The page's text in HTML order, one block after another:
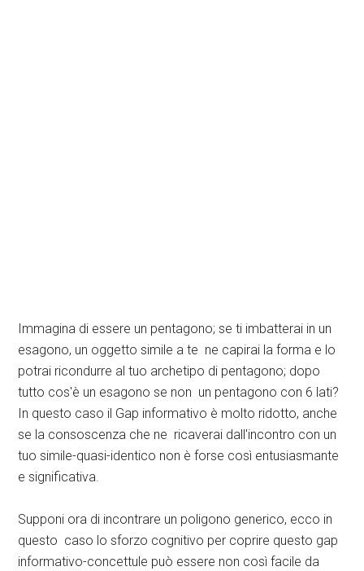
Immagina di essere un pentagono; se ti imbatterai in un
esagono, un oggetto simile a te ne capirai la forma e lo
potrai ricondurre al tuo archetipo di pentagono; dopo
tutto cos'è un esagono se non un pentagono con 6 lati?
In questo caso il Gap informativo è molto ridotto, anche
se la consoscenza che ne ricaverai dall'incontro con un
tuo simile-quasi-identico non è forse così entusiasmante
e significativa.
Supponi ora di incontrare un poligono generico, ecco in
questo caso lo sforzo cognitivo per coprire questo gap
informativo-concettule può essere non così facile da